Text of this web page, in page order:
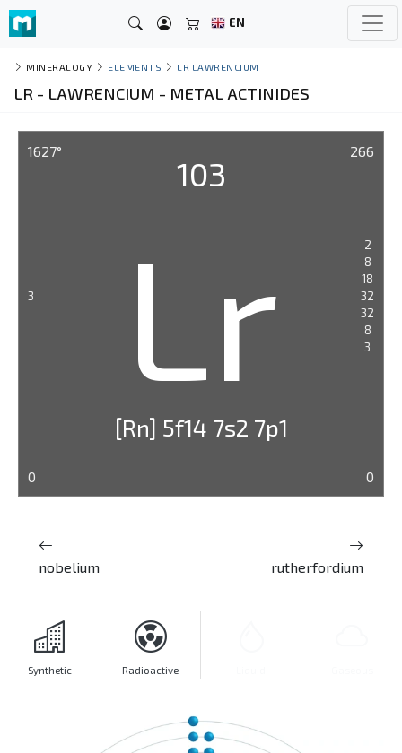
EN
MINERALOGY ELEMENTS LR LAWRENCIUM
LR - LAWRENCIUM - METAL ACTINIDES
1627° 266
3
103
Lr
[Rn] 5f14 7s2 7p1
2
8
18
32
32
8
3
0 0
nobelium rutherfordium
Synthetic Radioactive